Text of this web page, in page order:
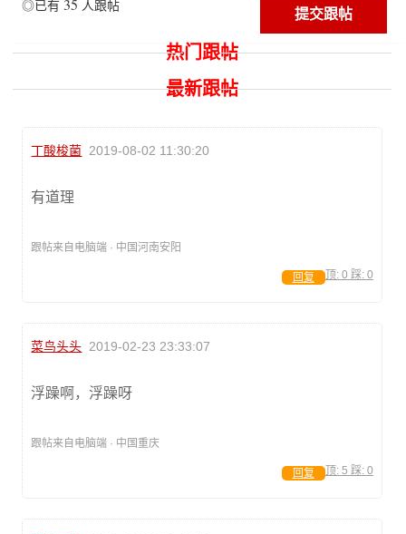
◎已有 35 人跟帖
热门跟帖
最新跟帖
丁酸梭菌 2019-08-02 11:30:20
有道理
跟帖来自电脑端 · 中国河南安阳
顶: 0 踩: 0
回复
菜鸟头头 2019-02-23 23:33:07
浮躁啊，浮躁呀
跟帖来自电脑端 · 中国重庆
顶: 5 踩: 0
回复